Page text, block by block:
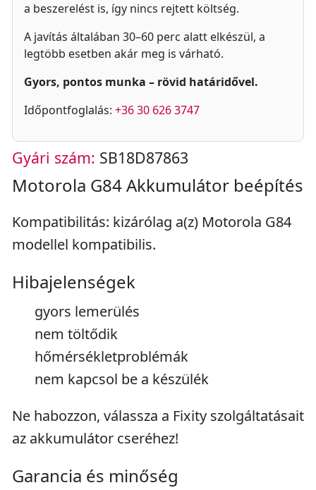
a beszerelést is, így nincs rejtett költség.
A javítás általában 30–60 perc alatt elkészül, a
legtöbb esetben akár meg is várható.
Gyors, pontos munka – rövid határidővel.
Időpontfoglalás: +36 30 626 3747
Gyári szám: SB18D87863
Motorola G84 Akkumulátor beépítés
Kompatibilitás: kizárólag a(z) Motorola G84
modellel kompatibilis.
Hibajelenségek
gyors lemerülés
nem töltődik
hőmérsékletproblémák
nem kapcsol be a készülék
Ne habozzon, válassza a Fixity szolgáltatásait
az akkumulátor cseréhez!
Garancia és minőség